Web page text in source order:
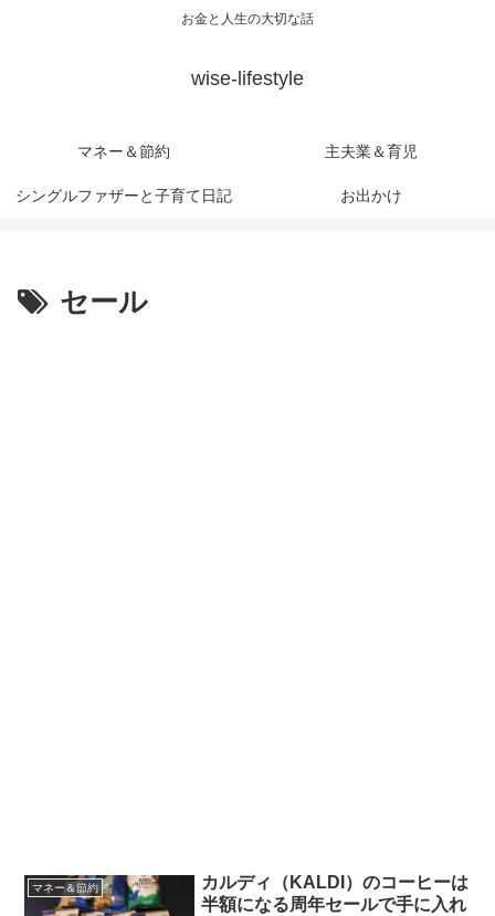
お金と人生の大切な話
wise-lifestyle
マネー＆節約 主夫業＆育児
シングルファザーと子育て日記 お出かけ
セール
マネー＆節約
カルディ（KALDI）のコーヒーは
半額になる周年セールで手に入れ